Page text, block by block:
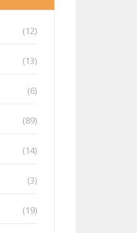
(12)
(13)
(6)
(89)
(14)
(3)
(19)